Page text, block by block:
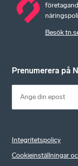
Besök
Prenumerera på
Integritetspolicy
Cookieinställningar